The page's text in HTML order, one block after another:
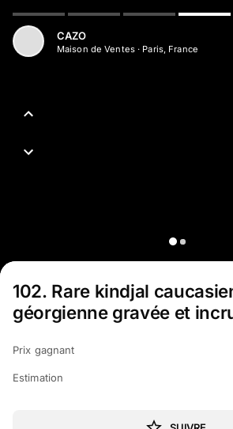
CAZO
Maison de Ventes· Paris, France
102. Rare kindjal
géorgienne gravée et
Prix gagnant
Estimation